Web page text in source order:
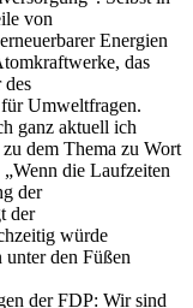
von
Energien
das
des
für Umweltfragen.
ganz aktuell ich
dem Thema zu Wort
die Laufzeiten
der
der
würde
unter den Füßen
der FDP: Wir sind